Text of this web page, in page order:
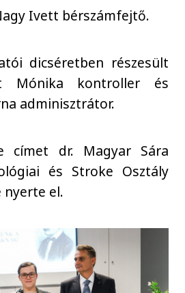
Ivett bérszámfejtő.
dicséretben részesült
Mónika kontroller és
adminisztrátor.
címet dr. Magyar Sára
és Stroke Osztály
el.